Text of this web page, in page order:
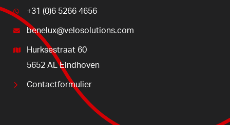
+31 (0)6 5266 4656
benelux@velosolutions.com
Hurksestraat 60
5652 AL Eindhoven
Contactformulier